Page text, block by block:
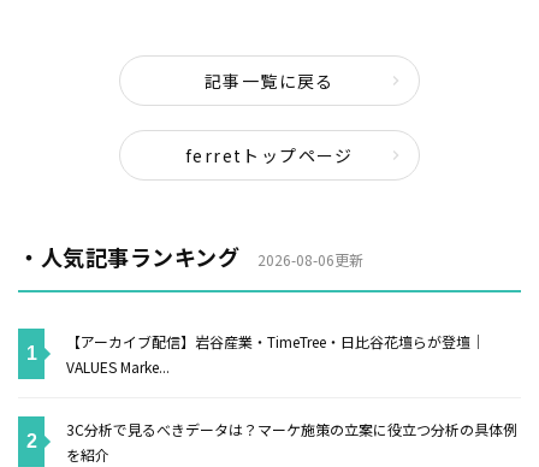
記事一覧に戻る
ferretトップページ
・人気記事ランキング 2026-08-06更新
【アーカイブ配信】岩谷産業・TimeTree・日比谷花壇らが登壇｜
VALUES Marke...
3C分析で見るべきデータは？マーケ施策の立案に役立つ分析の具体例
を紹介